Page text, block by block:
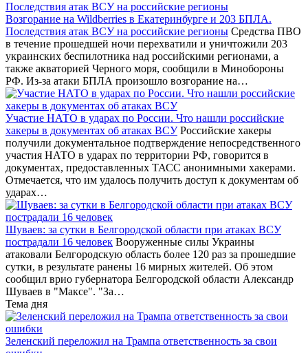
Возгорание на Wildberries в Екатеринбурге и 203 БПЛА.
Последствия атак ВСУ на российские регионы Средства ПВО
в течение прошедшей ночи перехватили и уничтожили 203
украинских беспилотника над российскими регионами, а
также акваторией Черного моря, сообщили в Минобороны
РФ. Из-за атаки БПЛА произошло возгорание на…
Участие НАТО в ударах по России. Что нашли российские
хакеры в документах об атаках ВСУРоссийские хакеры
получили документальное подтверждение непосредственного
участия НАТО в ударах по территории РФ, говорится в
документах, предоставленных ТАСС анонимными хакерами.
Отмечается, что им удалось получить доступ к документам об
ударах…
Шуваев: за сутки в Белгородской области при атаках ВСУ
пострадали 16 человек Вооруженные силы Украины
атаковали Белгородскую область более 120 раз за прошедшие
сутки, в результате ранены 16 мирных жителей. Об этом
сообщил врио губернатора Белгородской области Александр
Шуваев в "Максе". "За…
Тема дня
Зеленский переложил на Трампа ответственность за свои